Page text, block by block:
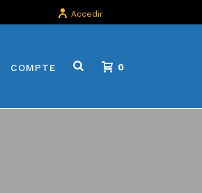
Accedir
COMPTE 0